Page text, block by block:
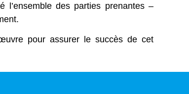
des parties prenantes –
pour assurer le succès de cet